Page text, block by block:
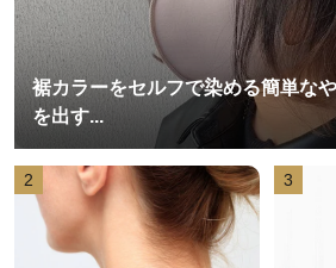
裾カラーをセルフで染める簡単な
を出す...
2 3